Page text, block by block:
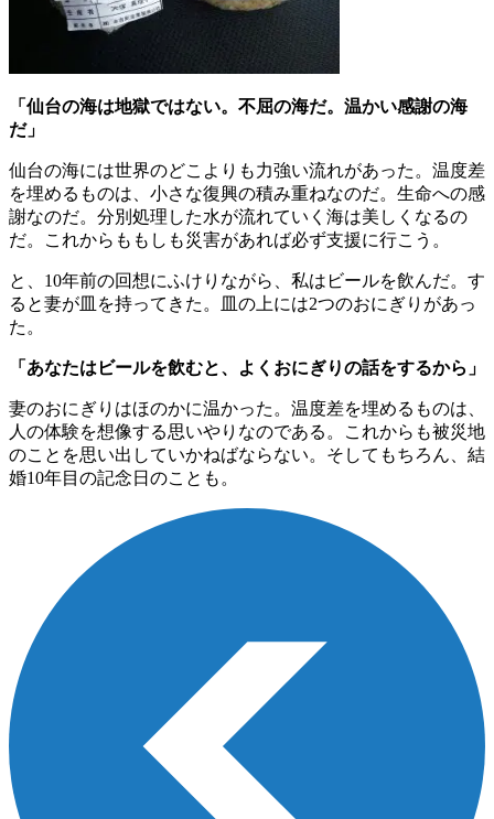
「仙台の海は地獄ではない。不屈の海だ。温かい感謝の海
だ」
仙台の海には世界のどこよりも力強い流れがあった。温度差
を埋めるものは、小さな復興の積み重ねなのだ。生命への感
謝なのだ。分別処理した水が流れていく海は美しくなるの
だ。これからももしも災害があれば必ず支援に行こう。
と、10年前の回想にふけりながら、私はビールを飲んだ。す
ると妻が皿を持ってきた。皿の上には2つのおにぎりがあっ
た。
「あなたはビールを飲むと、よくおにぎりの話をするから」
妻のおにぎりはほのかに温かった。温度差を埋めるものは、
人の体験を想像する思いやりなのである。これからも被災地
のことを思い出していかねばならない。そしてもちろん、結
婚10年目の記念日のことも。